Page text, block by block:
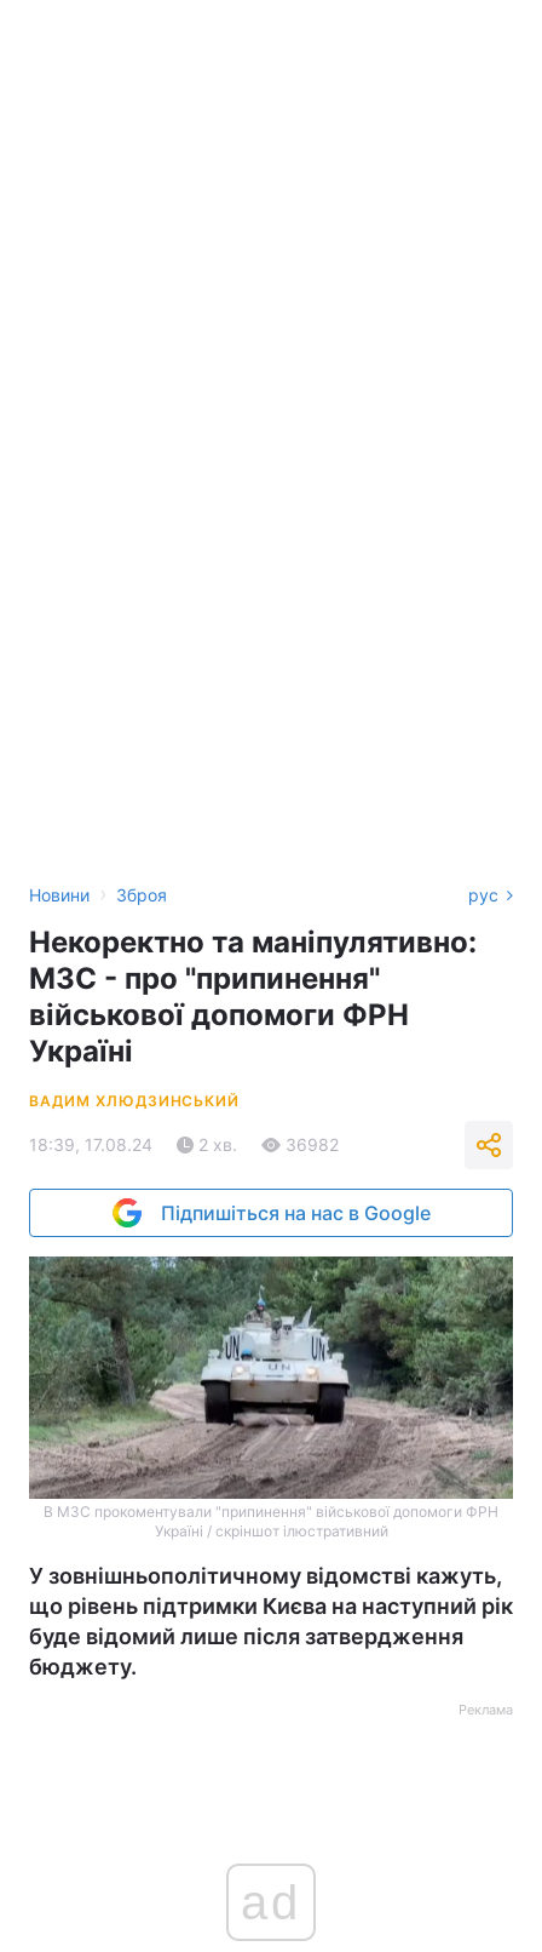
Новини › Зброя рус
Некоректно та маніпулятивно:
МЗС - про "припинення"
військової допомоги ФРН
Україні
ВАДИМ ХЛЮДЗИНСЬКИЙ
18:39, 17.08.24 2 хв. 36982
Підпишіться на нас в Google
В МЗС прокоментували "припинення" військової допомоги ФРН
Україні / скріншот ілюстративний
У зовнішньополітичному відомстві кажуть,
що рівень підтримки Києва на наступний рік
буде відомий лише після затвердження
бюджету.
Реклама
ad